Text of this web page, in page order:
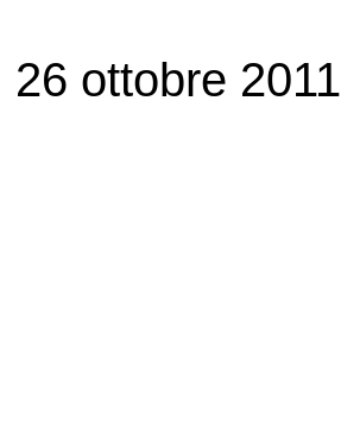
26 ottobre 2011